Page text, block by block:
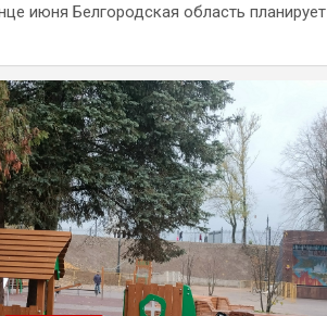
июня Белгородская область планирует